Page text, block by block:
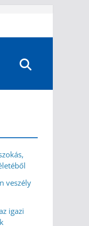
veszély
igazi